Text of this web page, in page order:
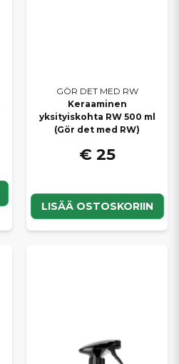
GÖR DET MED RW
Keraaminen
yksityiskohta RW 500 ml
(Gör det med RW)
€ 25
LISÄÄ OSTOSKORIIN